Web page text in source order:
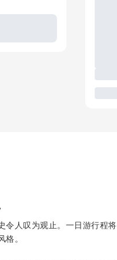
令人叹为观止。一日游行程将
。